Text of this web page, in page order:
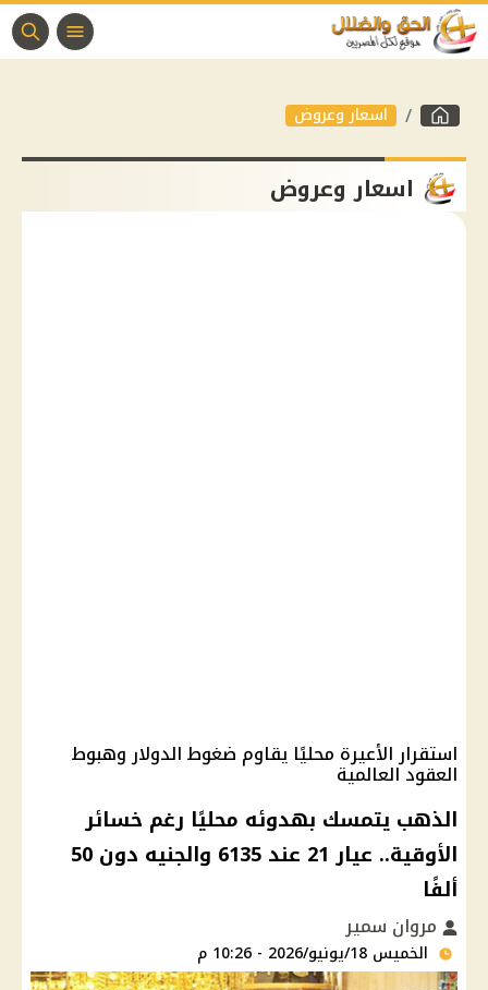
اسعار وعروض
اسعار وعروض
استقرار الأعيرة محليًا يقاوم ضغوط الدولار وهبوط
العقود العالمية
الذهب يتمسك بهدوئه محليًا رغم خسائر
الأوقية.. عيار 21 عند 6135 والجنيه دون 50
ألفًا
مروان سمير
الخميس 18/يونيو/2026 - 10:26 م